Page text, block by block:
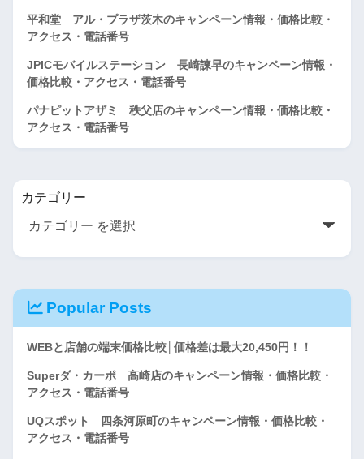
平和堂 アル・プラザ茨木のキャンペーン情報・価格比較・
アクセス・電話番号
JPICモバイルステーション 長崎諫早のキャンペーン情報・
価格比較・アクセス・電話番号
パナピットアザミ 秩父店のキャンペーン情報・価格比較・
アクセス・電話番号
カテゴリー
Popular Posts
WEBと店舗の端末価格比較│価格差は最大20,450円！！
Superダ・カーポ 高崎店のキャンペーン情報・価格比較・
アクセス・電話番号
UQスポット 四条河原町のキャンペーン情報・価格比較・
アクセス・電話番号